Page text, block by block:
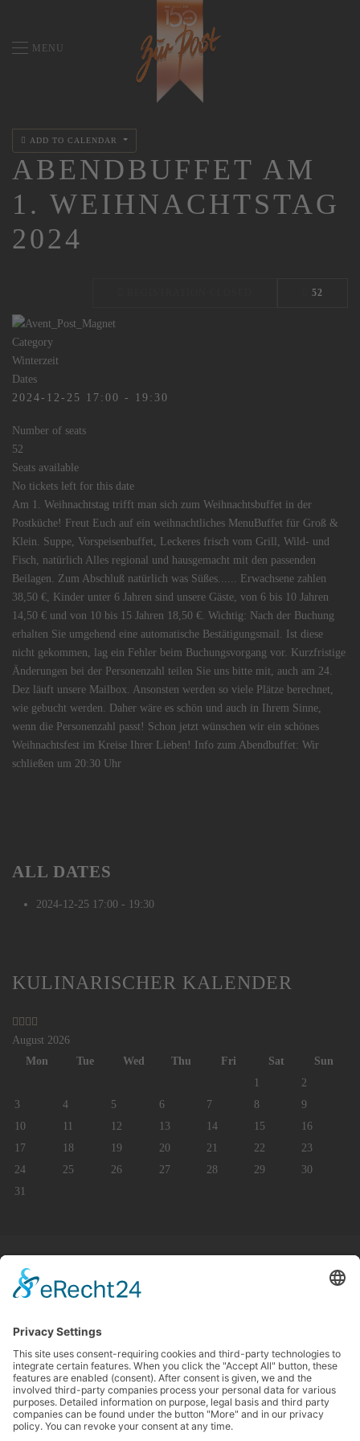
MENU
ADD TO CALENDAR
ABENDBUFFET AM
1. WEIHNACHTSTAG
2024
52
Category
Winterzeit
Dates
2024-12-25 17:00 - 19:30
Number of seats
52
Seats available
No tickets left for this date
Am 1. Weihnachtstag trifft man sich zum Weihnachtsbuffet in der
Postküche! Freut Euch auf ein weihnachtliches MenuBuffet für Groß &
Klein. Suppe, Vorspeisenbuffet, Leckeres frisch vom Grill, Wild- und
Fisch, natürlich Alles regional und hausgemacht mit den passenden
Beilagen. Zum Abschluß natürlich was Süßes...... Erwachsene zahlen
38,50 €, Kinder unter 6 Jahren sind unsere Gäste, von 6 bis 10 Jahren
14,50 € und von 10 bis 15 Jahren 18,50 €. Wichtig: Nach der Buchung
erhalten Sie umgehend eine automatische Bestätigungsmail. Ist diese
nicht gekommen, lag ein Fehler beim Buchungsvorgang vor. Kurzfristige
Änderungen bei der Personenzahl teilen Sie uns bitte mit, auch am 24.
Dez läuft unsere Mailbox. Ansonsten werden so viele Plätze berechnet,
wie gebucht werden. Daher wäre es schön und auch in Ihrem Sinne,
wenn die Personenzahl passt! Schon jetzt wünschen wir ein schönes
Weihnachtsfest im Kreise Ihrer Lieben! Info zum Abendbuffet: Wir
schließen um 20:30 Uhr
ALL DATES
2024-12-25 17:00 - 19:30
KULINARISCHER KALENDER
Year
Month
Year
Month
August 2026
Mon
Tue Wed Thu Fri Sat
Sun
1
2
3
4 5 6 7 8
9
10
11 12 13 14 15
16
17
18 19 20 21 22
23
24
25 26 27 28 29
30
31
IMPRINT
PRIVACY POLICY